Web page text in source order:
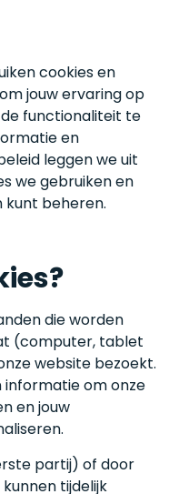
cookies en
jouw ervaring op
functionaliteit te
en
leggen we uit
we gebruiken en
kunt beheren.
die worden
(computer, tablet
website bezoekt.
informatie om onze
en jouw
partij) of door
tijdelijk